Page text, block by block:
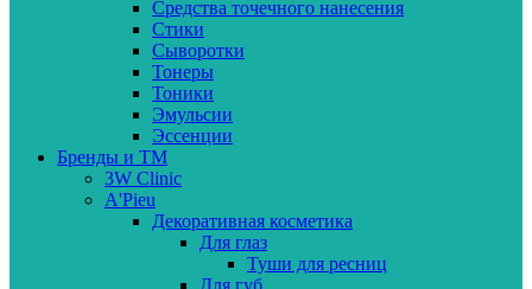
Средства точечного нанесения
Стики
Сыворотки
Тонеры
Тоники
Эмульсии
Эссенции
Бренды и ТМ
3W Clinic
A'Pieu
Декоративная косметика
Для глаз
Туши для ресниц
Для губ